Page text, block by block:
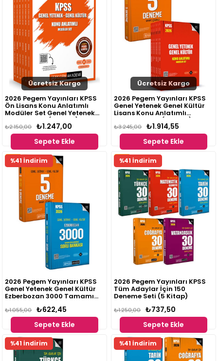
Ücretsiz Kargo
2026 Pegem Yayınları KPSS
Ön Lisans Konu Anlatımlı
Modüler Set Genel Yetenek
Genel Kültür (6 Kitap)
₺1.247,00
₺2.150,00
Sepete Ekle
Ücretsiz Kargo
2026 Pegem Yayınları KPSS
Genel Yetenek Genel Kültür
Lisans Konu Anlatımlı
Modüler Set - (6 Kitap) +
2026 KPSS Genel Yetenek
Genel Kültür Tamamı
Çözümlü 5 Deneme Seti (7
Kitap)
₺1.914,55
₺3.245,00
Sepete Ekle
2026 Pegem Yayınları KPSS
Genel Yetenek Genel Kültür
Ezberbozan 3000 Tamamı
+ 2026 KPSS Genel Yetenek
Genel Kültür Tamamı
Çözümlü 5 Deneme Seti (2
Kitap)
₺622,45
₺1.055,00
Sepete Ekle
%41 İndirim
Fırsat
Ürünü
2026 Pegem Yayınları KPSS
Tüm Adaylar İçin 150
Deneme Seti (5 Kitap)
₺737,50
₺1.250,00
Sepete Ekle
%41 İndirim
Fırsat
Ürünü
%41 İndirim
Fırsat
Ürünü
%41 İndirim
Fırsat
Ürünü